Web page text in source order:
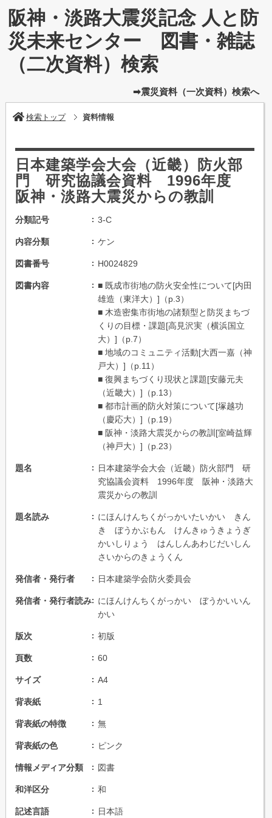
阪神・淡路大震災記念 人と防
災未来センター 図書・雑誌
（二次資料）検索
➡震災資料（一次資料）検索へ
検索トップ 資料情報
日本建築学会大会（近畿）防火部
門 研究協議会資料 1996年度
阪神・淡路大震災からの教訓
分類記号 3-C
内容分類 ケン
図書番号 H0024829
図書内容
■ 既成市街地の防火安全性について[内田
雄造（東洋大）]（p.3）
■ 木造密集市街地の諸類型と防災まちづ
くりの目標・課題[高見沢実（横浜国立
大）]（p.7）
■ 地域のコミュニティ活動[大西一嘉（神
戸大）]（p.11）
■ 復興まちづくり現状と課題[安藤元夫
（近畿大）]（p.13）
■ 都市計画的防火対策について[塚越功
（慶応大）]（p.19）
■ 阪神・淡路大震災からの教訓[室崎益輝
（神戸大）]（p.23）
題名
日本建築学会大会（近畿）防火部門 研
究協議会資料 1996年度 阪神・淡路大
震災からの教訓
題名読み
にほんけんちくがっかいたいかい きん
き ぼうかぶもん けんきゅうきょうぎ
かいしりょう はんしんあわじだいしん
さいからのきょうくん
発信者・発行者 日本建築学会防火委員会
発信者・発行者読み
にほんけんちくがっかい ぼうかいいん
かい
版次 初版
頁数 60
サイズ A4
背表紙 1
背表紙の特徴 無
背表紙の色 ピンク
情報メディア分類 図書
和洋区分 和
記述言語 日本語